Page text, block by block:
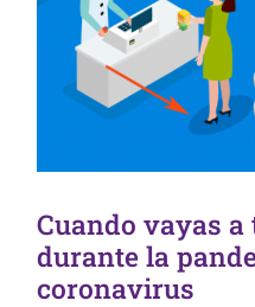
Cuando vayas
durante la
coronavirus